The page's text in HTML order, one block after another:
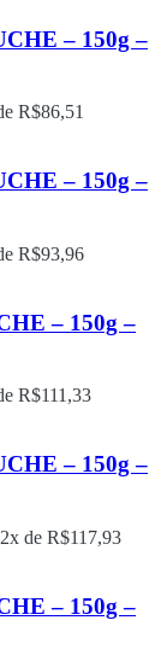
– 150g –
R$86,51
– 150g –
R$93,96
– 150g –
R$111,33
– 150g –
de R$117,93
– 150g –